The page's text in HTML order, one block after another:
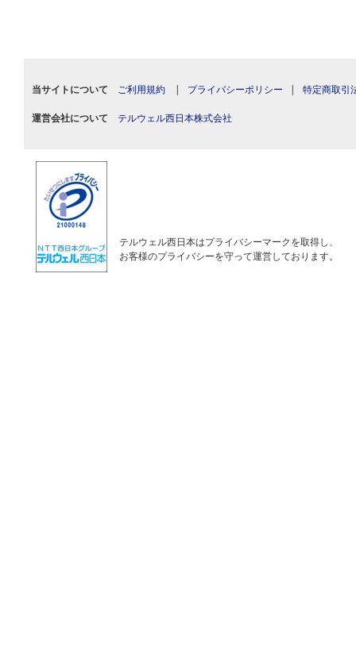
当サイトについて ご利用規約 | プライバシーポリシー | 特定商取引
運営会社について テルウェル西日本株式会社
テルウェル西日本はプライバシーマークを取得し、
お客様のプライバシーを守って運営しております。